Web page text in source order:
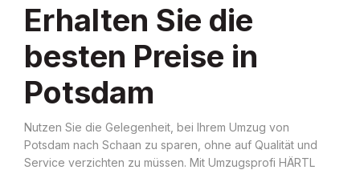
Erhalten Sie die
besten Preise in
Potsdam
Nutzen Sie die Gelegenheit, bei Ihrem Umzug von
Potsdam nach Schaan zu sparen, ohne auf Qualität und
Service verzichten zu müssen. Mit Umzugsprofi HÄRTL